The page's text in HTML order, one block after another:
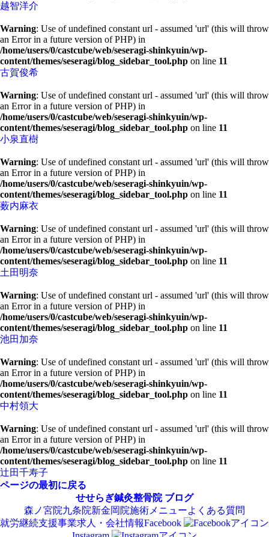
越智洋介
Warning: Use of undefined constant url - assumed 'url' (this will throw
an Error in a future version of PHP) in
/home/users/0/castcube/web/seseragi-shinkyuin/wp-
content/themes/seseragi/blog_sidebar_tool.php on line 11
古賀俊希
Warning: Use of undefined constant url - assumed 'url' (this will throw
an Error in a future version of PHP) in
/home/users/0/castcube/web/seseragi-shinkyuin/wp-
content/themes/seseragi/blog_sidebar_tool.php on line 11
小泉直樹
Warning: Use of undefined constant url - assumed 'url' (this will throw
an Error in a future version of PHP) in
/home/users/0/castcube/web/seseragi-shinkyuin/wp-
content/themes/seseragi/blog_sidebar_tool.php on line 11
薮内麻衣
Warning: Use of undefined constant url - assumed 'url' (this will throw
an Error in a future version of PHP) in
/home/users/0/castcube/web/seseragi-shinkyuin/wp-
content/themes/seseragi/blog_sidebar_tool.php on line 11
土田明奈
Warning: Use of undefined constant url - assumed 'url' (this will throw
an Error in a future version of PHP) in
/home/users/0/castcube/web/seseragi-shinkyuin/wp-
content/themes/seseragi/blog_sidebar_tool.php on line 11
池田加奈
Warning: Use of undefined constant url - assumed 'url' (this will throw
an Error in a future version of PHP) in
/home/users/0/castcube/web/seseragi-shinkyuin/wp-
content/themes/seseragi/blog_sidebar_tool.php on line 11
中村領大
Warning: Use of undefined constant url - assumed 'url' (this will throw
an Error in a future version of PHP) in
/home/users/0/castcube/web/seseragi-shinkyuin/wp-
content/themes/seseragi/blog_sidebar_tool.php on line 11
辻田千寿子
ページの最初に戻る
せせらぎ鍼灸整骨院 ブログ
森ノ宮院九条院新金岡院施術メニューよくある質問
就労継続支援事業求人・会社情報Facebook